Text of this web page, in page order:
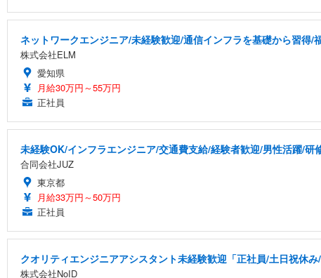
ネットワークエンジニア/未経験歓迎/通信インフラを基礎から習得/
株式会社ELM
愛知県
月給30万円～55万円
正社員
未経験OK/インフラエンジニア/交通費支給/経験者歓迎/男性活躍/研
合同会社JUZ
東京都
月給33万円～50万円
正社員
クオリティエンジニアアシスタント未経験歓迎「正社員/土日祝休
株式会社NoID